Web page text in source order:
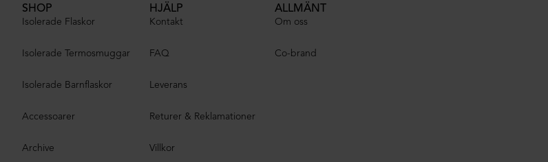
SHOP
Isolerade Flaskor
Isolerade Termosmuggar
Isolerade Barnflaskor
Accessoarer
Archive
HJÄLP
Kontakt
FAQ
Leverans
Returer & Reklamationer
Villkor
ALLMÄNT
Om oss
Co-brand